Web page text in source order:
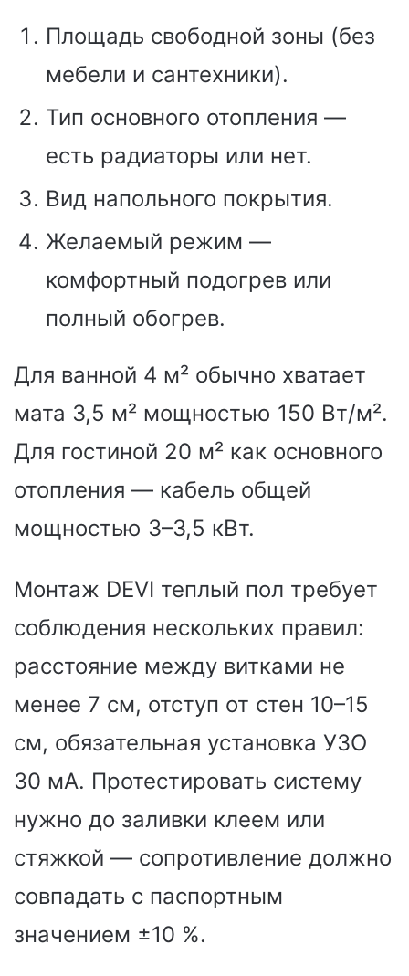
Площадь свободной зоны (без
мебели и сантехники).
Тип основного отопления —
есть радиаторы или нет.
Вид напольного покрытия.
Желаемый режим —
комфортный подогрев или
полный обогрев.
Для ванной 4 м² обычно хватает
мата 3,5 м² мощностью 150 Вт/м².
Для гостиной 20 м² как основного
отопления — кабель общей
мощностью 3–3,5 кВт.
Монтаж DEVI теплый пол требует
соблюдения нескольких правил:
расстояние между витками не
менее 7 см, отступ от стен 10–15
см, обязательная установка УЗО
30 мА. Протестировать систему
нужно до заливки клеем или
стяжкой — сопротивление должно
совпадать с паспортным
значением ±10 %.